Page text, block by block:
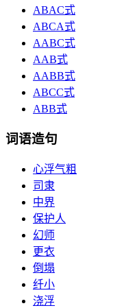
ABAC式
ABCA式
AABC式
AAB式
AABB式
ABCC式
ABB式
词语造句
心浮气粗
司隶
中界
保护人
幻师
更衣
倒塌
纤小
浇浮